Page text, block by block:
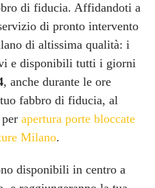
di fiducia. Affidandoti a
di pronto intervento
di altissima qualità: i
e disponibili tutti i giorni
, anche durante le ore
fabbro di fiducia, al
apertura porte bloccate
Milano.
disponibili in centro a